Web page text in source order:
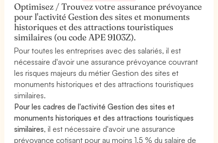
Optimisez / Trouvez votre assurance prévoyance
pour l'activité Gestion des sites et monuments
historiques et des attractions touristiques
similaires (ou code APE 9103Z).
Pour toutes les entreprises avec des salariés, il est
nécessaire d'avoir une assurance prévoyance couvrant
les risques majeurs du métier Gestion des sites et
monuments historiques et des attractions touristiques
similaires.
Pour les cadres de l'activité Gestion des sites et
monuments historiques et des attractions touristiques
similaires, il est nécessaire d'avoir une assurance
prévoyance cotisant pour au moins 1,5 % du salaire de